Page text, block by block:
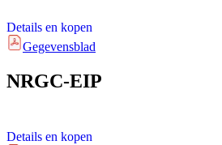
Details en kopen
Gegevensblad
NRGC-EIP
Details en kopen